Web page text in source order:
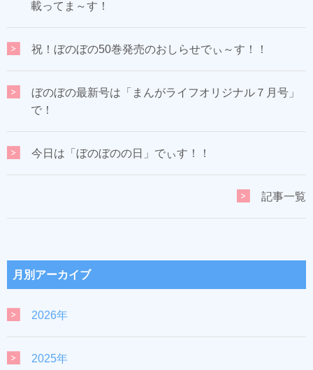
載ってま～す！
祝！ぼのぼの50巻発売のおしらせでぃ～す！！
ぼのぼの最新号は「まんがライフオリジナル７月号」
で！
今日は「ぼのぼのの日」でぃす！！
記事一覧
月別アーカイブ
2026年
2025年